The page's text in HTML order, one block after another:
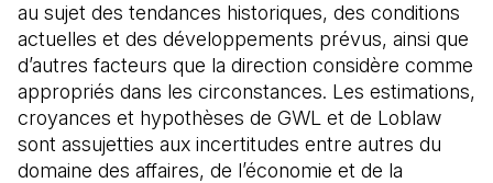
au sujet des tendances historiques, des conditions
actuelles et des développements prévus, ainsi que
d’autres facteurs que la direction considère comme
appropriés dans les circonstances. Les estimations,
croyances et hypothèses de GWL et de Loblaw
sont assujetties aux incertitudes entre autres du
domaine des affaires, de l’économie et de la